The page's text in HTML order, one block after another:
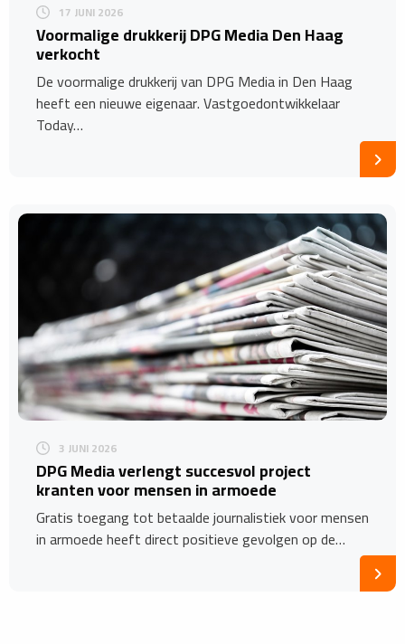
17 JUNI 2026
Voormalige drukkerij DPG Media Den Haag
verkocht
De voormalige drukkerij van DPG Media in Den Haag
heeft een nieuwe eigenaar. Vastgoedontwikkelaar
Today…
3 JUNI 2026
DPG Media verlengt succesvol project
kranten voor mensen in armoede
Gratis toegang tot betaalde journalistiek voor mensen
in armoede heeft direct positieve gevolgen op de…